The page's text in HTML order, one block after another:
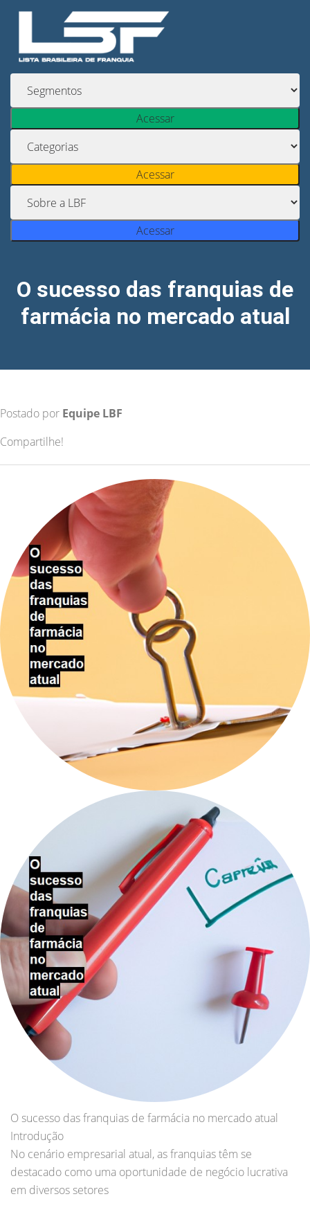
Acessar
Acessar
Acessar
O sucesso das franquias de
farmácia no mercado atual
Postado por Equipe LBF
Compartilhe!
O sucesso das franquias de farmácia no mercado atual
Introdução
No cenário empresarial atual, as franquias têm se
destacado como uma oportunidade de negócio lucrativa
em diversos setores